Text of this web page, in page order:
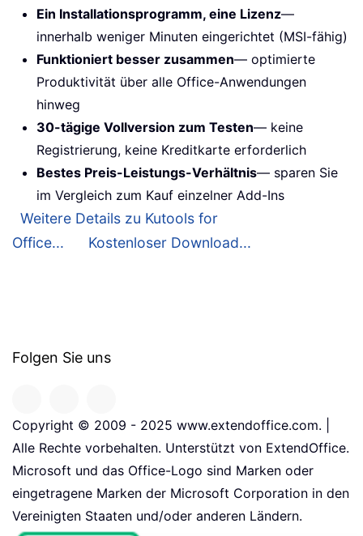
Ein Installationsprogramm, eine Lizenz—
innerhalb weniger Minuten eingerichtet (MSI-fähig)
Funktioniert besser zusammen— optimierte
Produktivität über alle Office-Anwendungen
hinweg
30-tägige Vollversion zum Testen— keine
Registrierung, keine Kreditkarte erforderlich
Bestes Preis-Leistungs-Verhältnis— sparen Sie
im Vergleich zum Kauf einzelner Add-Ins
Weitere Details zu Kutools for
Office...
Kostenloser Download...
Folgen Sie uns
Copyright © 2009 - 2025 www.extendoffice.com. |
Alle Rechte vorbehalten. Unterstützt von ExtendOffice.
Microsoft und das Office-Logo sind Marken oder
eingetragene Marken der Microsoft Corporation in den
Vereinigten Staaten und/oder anderen Ländern.